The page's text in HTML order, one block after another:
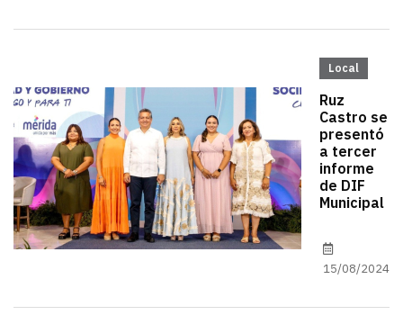
Local
Ruz
Castro se
presentó
a tercer
informe
de DIF
Municipal
15/08/2024